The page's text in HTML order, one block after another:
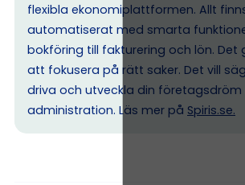
flexibla ekonomiplattformen. Allt
automatiserat med smarta
bokföring till fakturering och lön. Det
att fokusera på rätt saker. Det vill
driva och utveckla din företagsdröm
administration. Läs mer på Spiris.se.